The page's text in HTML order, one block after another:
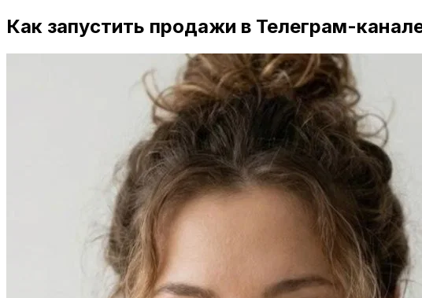
Как запустить продажи в Телеграм-